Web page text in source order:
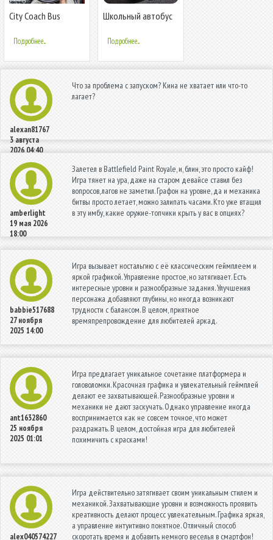
City Coach Bus
Driving Game
Подробнее...
Школьный автобус
Подробнее...
alexan81767
3 августа
2026 04:40
Что за проблема с запуском? Кина не хватает или что-то
лагает?
amberlight
19 мая 2026
18:00
Залетел в Battlefield Paint Royale, и, блин, это просто кайф!
Игра тянет на ура, даже на старом девайсе ставил без
вопросов, лагов не заметил. Графон на уровне, да и механика
битвы просто летает, можно залипать часами. Кто уже втащил
в эту имбу, какие оружие-топчики крыть у вас в опциях?
babbie517688
27 ноября
2025 14:00
Игра вызывает ностальгию с её классическим геймплеем и
яркой графикой. Управление простое, но затягивает. Есть
интересные уровни и разнообразные задания. Улучшения
персонажа добавляют глубины, но иногда возникают
трудности с балансом. В целом, приятное
времяпрепровождение для любителей аркад.
ant1632860
25 ноября
2025 01:01
Игра предлагает уникальное сочетание платформера и
головоломки. Красочная графика и увлекательный геймплей
делают ее захватывающей. Разнообразные уровни и
механики не дают заскучать. Однако управление иногда
воспринимается как не совсем точное, что может
раздражать. В целом, достойная игра для любителей
похимичить с красками!
alex040574227
Игра действительно затягивает своим уникальным стилем и
механикой. Захватывающие уровни и возможность проявить
креативность делают процесс увлекательным. Графика яркая,
а управление интуитивно понятное. Отличный способ
скоротать время и добавить немного веселья в смартфон!